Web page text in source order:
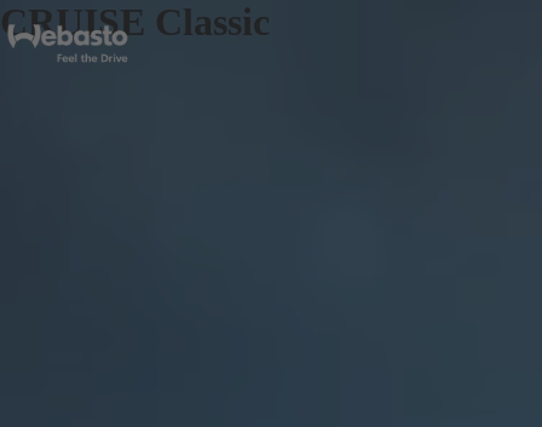
CRUISE Classic